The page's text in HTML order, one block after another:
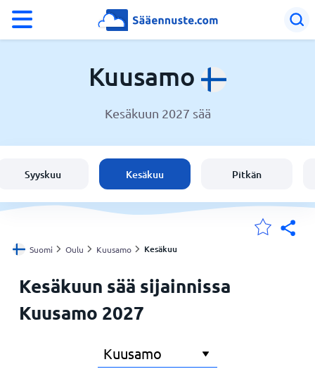
Sijaintini
Koti
Kuusamo
Kesäkuun 2027 sää
Syyskuu Kesäkuu Pitkän
Suomi Oulu Kuusamo Kesäkuu
Kesäkuun sää sijainnissa
Kuusamo 2027